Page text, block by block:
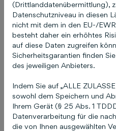
Mehr lokale
Dein Unternehmen
Kunden in deiner
– auf Google, in der
(Drittlanddatenübermittlung),
Datenschutzniveau in diesen
nicht mit dem in den EU-/
besteht daher ein erhöhtes
auf diese Daten zugreifen
Sicherheitsgarantien finden
des jeweiligen Anbieters.
Indem Sie auf „ALLE
sowohl dem Speichern und
Ihrem Gerät (§ 25 Abs. 1
Datenverarbeitung für die
die von Ihnen ausgewählten